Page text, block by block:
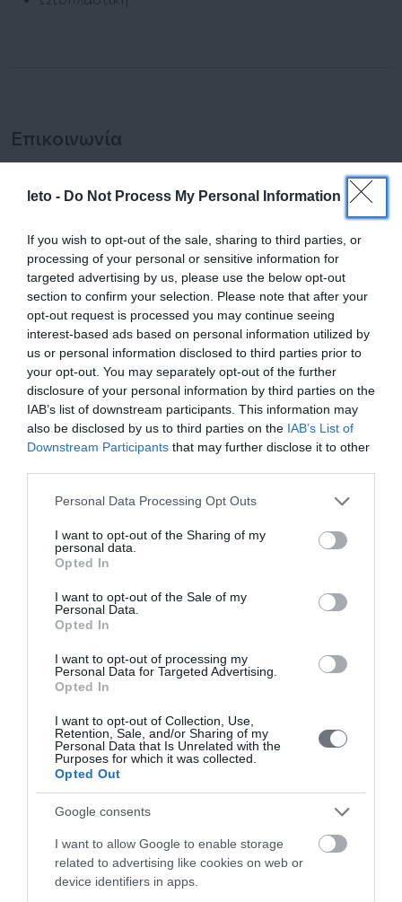
leto - Do Not Process My Personal Information
If you wish to opt-out of the sale, sharing to third parties, or
processing of your personal or sensitive information for
targeted advertising by us, please use the below opt-out
section to confirm your selection. Please note that after your
opt-out request is processed you may continue seeing
interest-based ads based on personal information utilized by
us or personal information disclosed to third parties prior to
your opt-out. You may separately opt-out of the further
disclosure of your personal information by third parties on the
IAB’s list of downstream participants. This information may
also be disclosed by us to third parties on the IAB’s List of
Downstream Participants that may further disclose it to other
Please note that this website/app uses one or more Google
not limited to your visit or usage behaviour. You may click to
grant or deny consent to Google and its third-party tags to
use your data for below specified purposes in below Google
consent section.
Personal Data Processing Opt Outs
I want to opt-out of the Sharing of my
personal data.
Opted In
I want to opt-out of the Sale of my
Personal Data.
Opted In
I want to opt-out of processing my
Personal Data for Targeted Advertising.
Opted In
I want to opt-out of Collection, Use,
Retention, Sale, and/or Sharing of my
Personal Data that Is Unrelated with the
Purposes for which it was collected.
Opted Out
Google consents
I want to allow Google to enable storage
related to advertising like cookies on web or
device identifiers in apps.
Επικοινωνία
210-6902000
info@leto.gr
Ιατροί
Αναζήτηση Ιατρών
Ημερολόγιο
μωρό σας σε κάθε στιγμή της
Κύησης
Υπολογίστε της ημέρες της κύησής
Αναζήτηση
Ιατρού